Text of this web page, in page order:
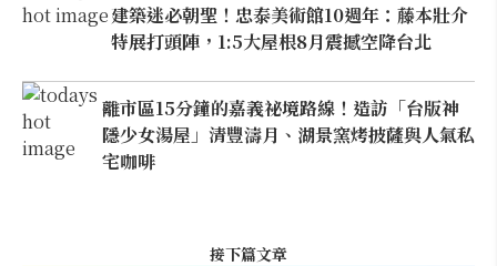
建築迷必朝聖！忠泰美術館10週年：藤本壯介
特展打頭陣，1:5大屋根8月震撼空降台北
離市區15分鐘的嘉義祕境路線！造訪「台版神
隱少女湯屋」清豐濤月、湖景窯烤披薩與人氣私
宅咖啡
接下篇文章